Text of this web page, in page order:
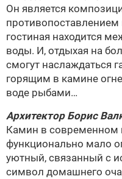
Он является
противопоставлением
гостиная находится
воды. И, отдыхая на
смогут наслаждаться
горящим в камине
воде рыбами…
Архитектор Борис
Камин в
функционально мало
уютный, связанный с
символ домашнего